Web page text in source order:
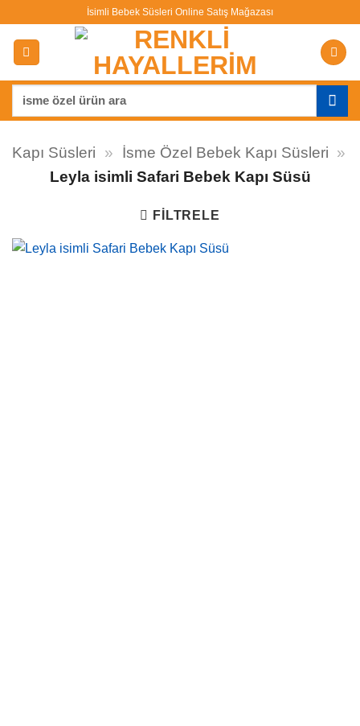
İsimli Bebek Süsleri Online Satış Mağazası
Kapı Süsleri » İsme Özel Bebek Kapı Süsleri »
Leyla isimli Safari Bebek Kapı Süsü
FILTRELE